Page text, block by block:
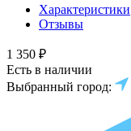
Характеристики
Отзывы
1 350 ₽
Есть в наличии
Выбранный город: